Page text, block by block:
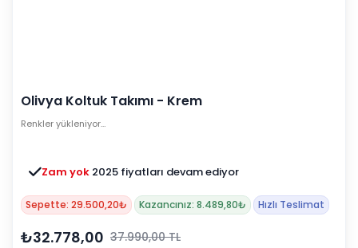
Olivya Koltuk Takımı - Krem
Renkler yükleniyor…
Zam yok 2025 fiyatları devam ediyor
Sepette: 29.500,20₺ Kazancınız: 8.489,80₺ Hızlı Teslimat
₺32.778,00 37.990,00 TL